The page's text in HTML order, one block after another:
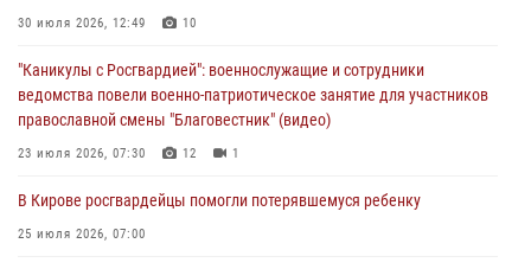
1 августа – День дежурной службы войск национальной гвардии
01 августа 2026, 09:39
30 июля 2026, 12:49 10
"Каникулы с Росгвардией": военнослужащие и сотрудники
ведомства повели военно-патриотическое занятие для участников
православной смены "Благовестник" (видео)
23 июля 2026, 07:30 12 1
В Кирове росгвардейцы помогли потерявшемуся ребенку
25 июля 2026, 07:00